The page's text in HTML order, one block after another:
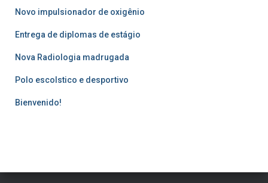
Novo impulsionador de oxigênio
Entrega de diplomas de estágio
Nova Radiologia madrugada
Polo escolstico e desportivo
Bienvenido!